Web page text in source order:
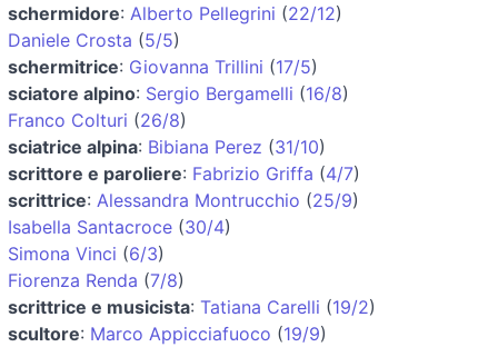
schermidore: Alberto Pellegrini (22/12)
Daniele Crosta (5/5)
schermitrice: Giovanna Trillini (17/5)
sciatore alpino: Sergio Bergamelli (16/8)
Franco Colturi (26/8)
sciatrice alpina: Bibiana Perez (31/10)
scrittore e paroliere: Fabrizio Griffa (4/7)
scrittrice: Alessandra Montrucchio (25/9)
Isabella Santacroce (30/4)
Simona Vinci (6/3)
Fiorenza Renda (7/8)
scrittrice e musicista: Tatiana Carelli (19/2)
scultore: Marco Appicciafuoco (19/9)